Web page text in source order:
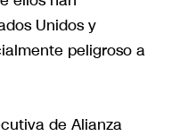
Unidos y
peligroso a
de Alianza